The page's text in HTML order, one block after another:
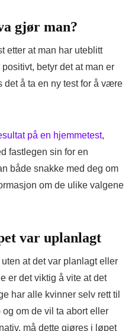
gjør man?
etter at man har uteblitt
betyr det at man er
det å ta en ny test for å være
på en hjemmetest,
fastlegen sin for en
både snakke med deg om
om de ulike valgene
var uplanlagt
at det var planlagt eller
er det viktig å vite at det
har alle kvinner selv rett til
om de vil ta abort eller
må dette gjøres i løpet